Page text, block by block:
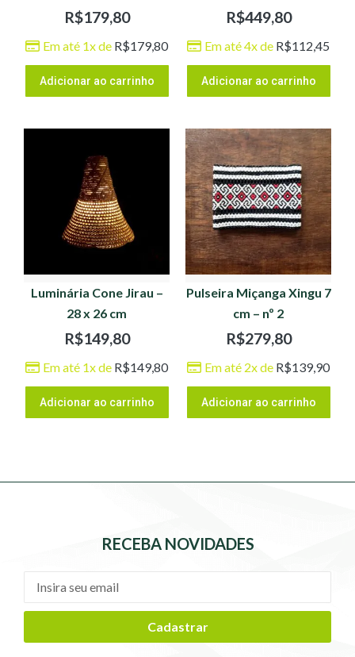
R$179,80
Em até 1x de R$179,80
Adicionar ao carrinho
R$449,80
Em até 4x de R$112,45
Adicionar ao carrinho
Luminária Cone Jirau –
28 x 26 cm
R$149,80
Em até 1x de R$149,80
Adicionar ao carrinho
Pulseira Miçanga Xingu 7
cm – nº 2
R$279,80
Em até 2x de R$139,90
Adicionar ao carrinho
RECEBA NOVIDADES
Cadastrar